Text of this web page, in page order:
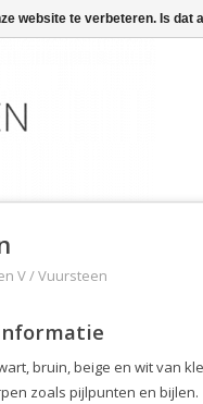
V/Vuursteen
bruin, beige en wit van
zoals pijlpunten en bijlen.
website te verbeteren. Is dat